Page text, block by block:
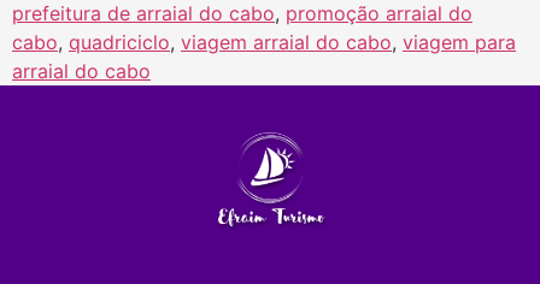
prefeitura de arraial do cabo, promoção arraial do
cabo, quadriciclo, viagem arraial do cabo, viagem para
arraial do cabo